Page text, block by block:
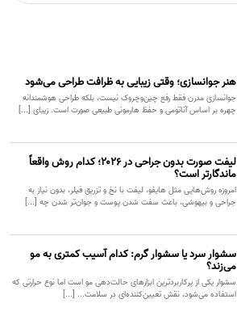
هنر جوانسازی؛ وقتی زیبایی به ظرافت طراحی می‌شود
جوانسازی مدرن فقط رفع چین‌وچروک نیست، بلکه طراحی هوشمندانه
چهره بر اساس آناتومی و حفظ هارمونی طبیعی صورت است. زیبای [...]
لیفت صورت بدون جراحی در ۲۰۲۶؛ کدام روش واقعاً
ماندگارتر است؟
امروزه روش‌هایی مثل هایفو، لیفت با نخ و تزریق فیلر، بدون نیاز به
جراحی و بیهوشی، باعث سفت شدن پوست و جوان‌تر شدن چه [...]
سشوار سرد یا سشوار گرم: کدام آسیب کمتری به مو
می‌زند؟
سشوار یکی از پرکاربردترین ابزارهای حالت‌دهی مو است اما نوع حرارتی که
استفاده می‌شود، نقش تعیین‌کننده‌ای در سلامت... [...]